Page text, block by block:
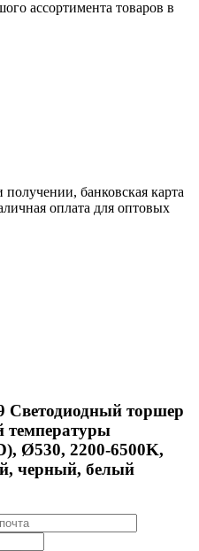
ассортимента товаров в
банковская карта
оплата для оптовых
Светодиодный торшер
температуры
Ø530, 2200-6500K,
черный, белый